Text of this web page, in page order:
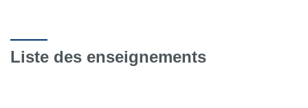
Liste des enseignements